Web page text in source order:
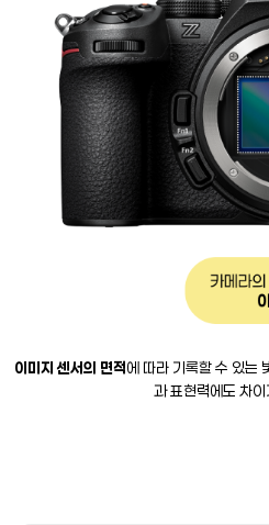
이미지 센서의 면적에 따라 기록할 수 있는
과 표현력에도 차